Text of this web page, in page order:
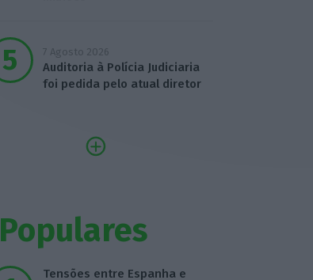
7 Agosto 2026
Auditoria à Polícia Judiciaria
foi pedida pelo atual diretor
Populares
Tensões entre Espanha e